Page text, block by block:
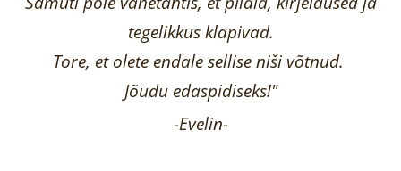
tegelikkus klapivad.
Tore, et olete endale sellise niši võtnud.
Jõudu edaspidiseks!"
-Evelin-